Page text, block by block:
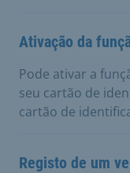
Ativação da
Pode ativar a
seu cartão de
cartão de
Registo de um